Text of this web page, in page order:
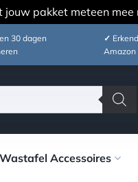
pakket meteen mee
30 dagen
✓
Amazon
Wastafel Accessoires